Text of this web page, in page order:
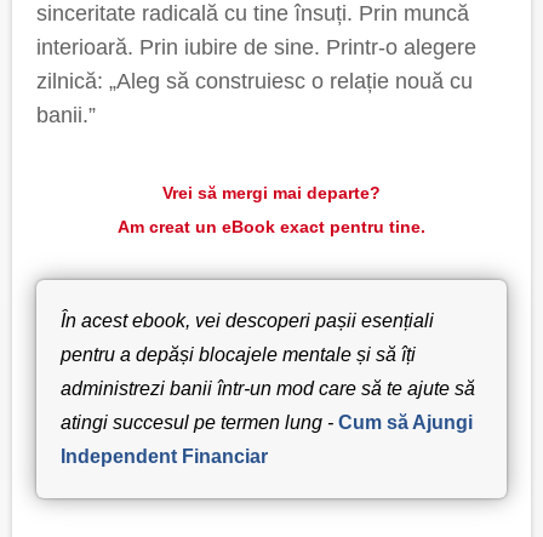
sinceritate radicală cu tine însuți. Prin muncă
interioară. Prin iubire de sine. Printr-o alegere
zilnică: „Aleg să construiesc o relație nouă cu
banii.”
Vrei să mergi mai departe?
Am creat un eBook exact pentru tine.
În acest ebook, vei descoperi pașii esențiali
pentru a depăși blocajele mentale și să îți
administrezi banii într-un mod care să te ajute să
atingi succesul pe termen lung - Cum să Ajungi
Independent Financiar